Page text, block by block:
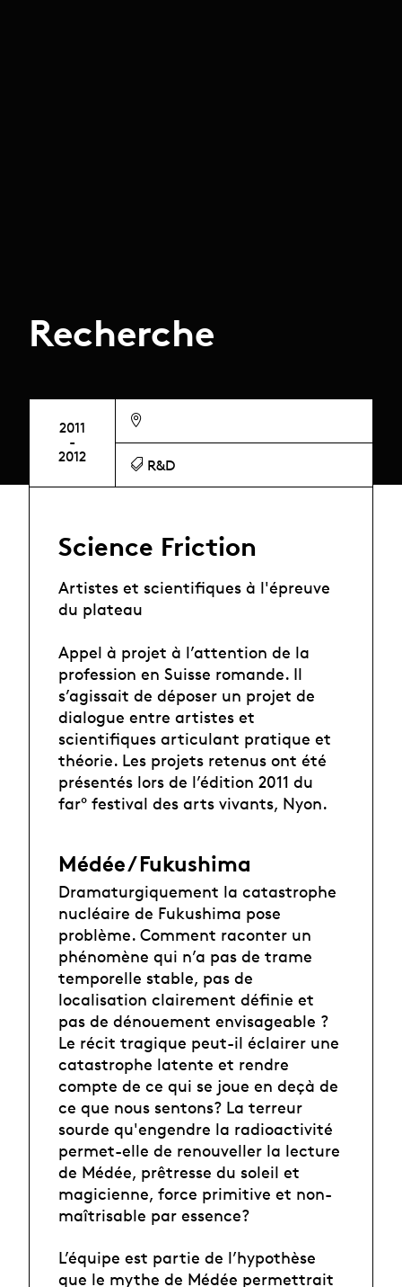
Recherche
2011
-
2012
R&D
Science Friction
Artistes et scientifiques à l'épreuve
du plateau
Appel à projet à l’attention de la
profession en Suisse romande. Il
s’agissait de déposer un projet de
dialogue entre artistes et
scientifiques articulant pratique et
théorie. Les projets retenus ont été
présentés lors de l’édition 2011 du
far° festival des arts vivants, Nyon.
Médée / Fukushima
Dramaturgiquement la catastrophe
nucléaire de Fukushima pose
problème. Comment raconter un
phénomène qui n’a pas de trame
temporelle stable, pas de
localisation clairement définie et
pas de dénouement envisageable ?
Le récit tragique peut-il éclairer une
catastrophe latente et rendre
compte de ce qui se joue en deçà de
ce que nous sentons? La terreur
sourde qu'engendre la radioactivité
permet-elle de renouveller la lecture
de Médée, prêtresse du soleil et
magicienne, force primitive et non-
maîtrisable par essence?
L’équipe est partie de l’hypothèse
que le mythe de Médée permettrait